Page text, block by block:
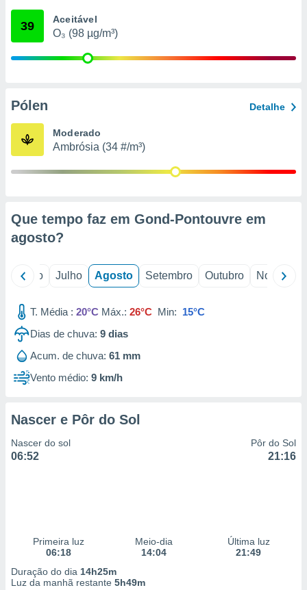
através
estudos
1199
39 Aceitável
O₃ (98 µg/m³)
Pólen Detalhe
Moderado
Ambrósia (34 #/m³)
Que tempo faz em Gond-Pontouvre em
agosto?
Junho Julho Agosto Setembro Outubro Novembro
T. Média : 20°C Máx.: 26°C Min: 15°C
Dias de chuva: 9 dias
Acum. de chuva: 61 mm
Vento médio: 9 km/h
Nascer e Pôr do Sol
Nascer do sol
06:52
Pôr do Sol
21:16
Primeira luz
06:18
Meio-dia
14:04
Última luz
21:49
Duração do dia 14h25m
Luz da manhã restante 5h49m